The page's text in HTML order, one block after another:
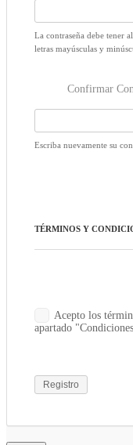
La contraseña debe tener
letras mayúsculas y
Confirmar
Escriba nuevamente su
TÉRMINOS Y
Acepto los
apartado